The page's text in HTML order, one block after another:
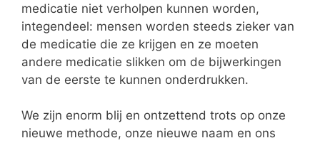
medicatie niet verholpen kunnen worden,
integendeel: mensen worden steeds zieker van
de medicatie die ze krijgen en ze moeten
andere medicatie slikken om de bijwerkingen
van de eerste te kunnen onderdrukken.
We zijn enorm blij en ontzettend trots op onze
nieuwe methode, onze nieuwe naam en ons